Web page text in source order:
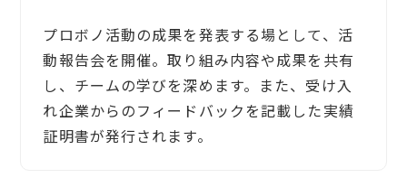
プロボノ活動の成果を発表する場として、活
動報告会を開催。取り組み内容や成果を共有
し、チームの学びを深めます。また、受け入
れ企業からのフィードバックを記載した実績
証明書が発行されます。